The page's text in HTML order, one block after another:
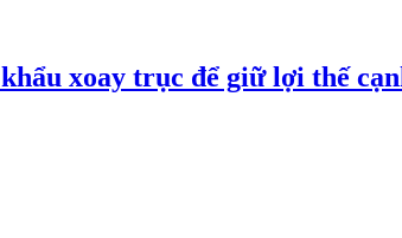
xoay trục để giữ lợi thế